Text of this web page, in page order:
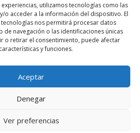
utilizamos tecnologías como las
o acceder a la información del dispositivo. El
nos permitirá procesar datos
navegación o las identificaciones únicas
o retirar el consentimiento, puede afectar
y funciones.
Aceptar
Denegar
Ver preferencias
escolapios en cualquier parte del
de LinkedIn en
company/global-piarist-
completo de El Español de Aragón.